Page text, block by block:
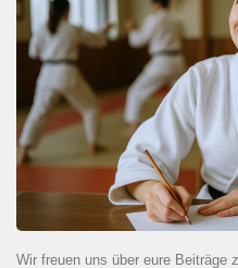
Wir freuen uns über eure Beiträge